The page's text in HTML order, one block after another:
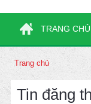
TRANG CHỦ
Trang chủ
Tin đăng